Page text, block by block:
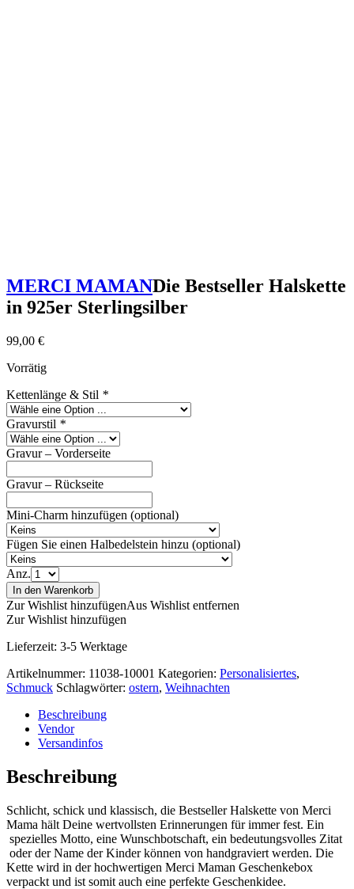
MERCI MAMANDie Bestseller Halskette
in 925er Sterlingsilber
99,00 €
Vorrätig
Kettenlänge & Stil *
Gravurstil *
Gravur – Vorderseite
Gravur – Rückseite
Mini-Charm hinzufügen (optional)
Fügen Sie einen Halbedelstein hinzu (optional)
Anz.
In den Warenkorb
Zur Wishlist hinzufügenAus Wishlist entfernen
Zur Wishlist hinzufügen
Lieferzeit: 3-5 Werktage
Artikelnummer: 11038-10001 Kategorien: Personalisiertes,
Schmuck Schlagwörter: ostern, Weihnachten
Beschreibung
Vendor
Versandinfos
Beschreibung
Schlicht, schick und klassisch, die Bestseller Halskette von Merci
Mama hält Deine wertvollsten Erinnerungen für immer fest. Ein
spezielles Motto, eine Wunschbotschaft, ein bedeutungsvolles Zitat
oder der Name der Kinder können von handgraviert werden. Die
Kette wird in der hochwertigen Merci Maman Geschenkebox
verpackt und ist somit auch eine perfekte Geschenkidee.